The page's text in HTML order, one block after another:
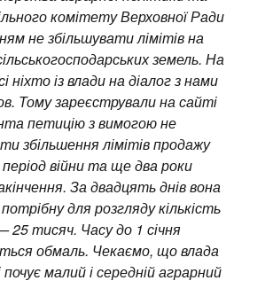
комітету Верховної Ради
не збільшувати лімітів на
земель. На
ніхто із влади на діалог з нами
Тому зареєстрували на сайті
петицію з вимогою не
збільшення лімітів продажу
війни та ще два роки
За двадцять днів вона
для розгляду кількість
25 тисяч. Часу до 1 січня
обмаль. Чекаємо, що влада
малий і середній аграрний